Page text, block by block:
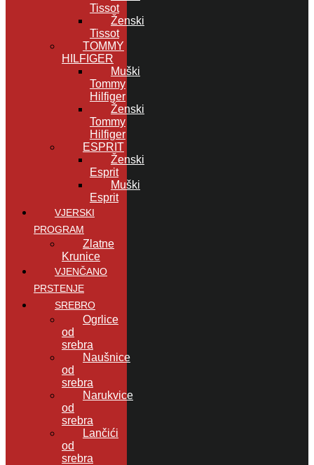
Tissot
Ženski
Tissot
TOMMY
HILFIGER
Muški
Tommy
Hilfiger
Ženski
Tommy
Hilfiger
ESPRIT
Ženski
Esprit
Muški
Esprit
VJERSKI
PROGRAM
Zlatne
Krunice
VJENČANO
PRSTENJE
SREBRO
Ogrlice
od
srebra
Naušnice
od
srebra
Narukvice
od
srebra
Lančići
od
srebra